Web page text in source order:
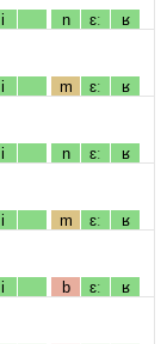
i n ɛː ʁ
i m ɛː ʁ
i n ɛː ʁ
i m ɛː ʁ
i b ɛː ʁ